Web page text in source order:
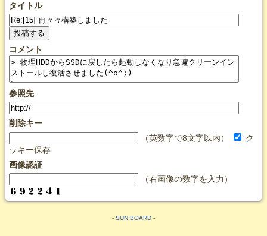
タイトル
コメント
参照先
削除キー
（英数字で8文字以内）
ク
ッキー保存
画像認証
（右画像の数字を入力）
- SUN BOARD -